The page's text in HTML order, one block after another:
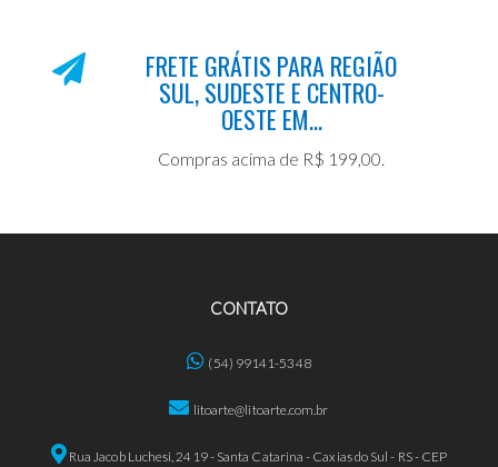
FRETE GRÁTIS PARA REGIÃO
SUL, SUDESTE E CENTRO-
OESTE EM...
Compras acima de R$ 199,00.
CONTATO
(54) 99141-5348
litoarte@litoarte.com.br
Rua Jacob Luchesi, 2419 - Santa Catarina - Caxias do Sul - RS - CEP